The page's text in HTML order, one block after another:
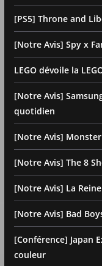
[PS5] Throne and
[Notre Avis] Spy x
LEGO dévoile la
[Notre Avis]
quotidien
[Notre Avis]
[Notre Avis] The 8
[Notre Avis] La
[Notre Avis] Bad
[Conférence] Japan
couleur